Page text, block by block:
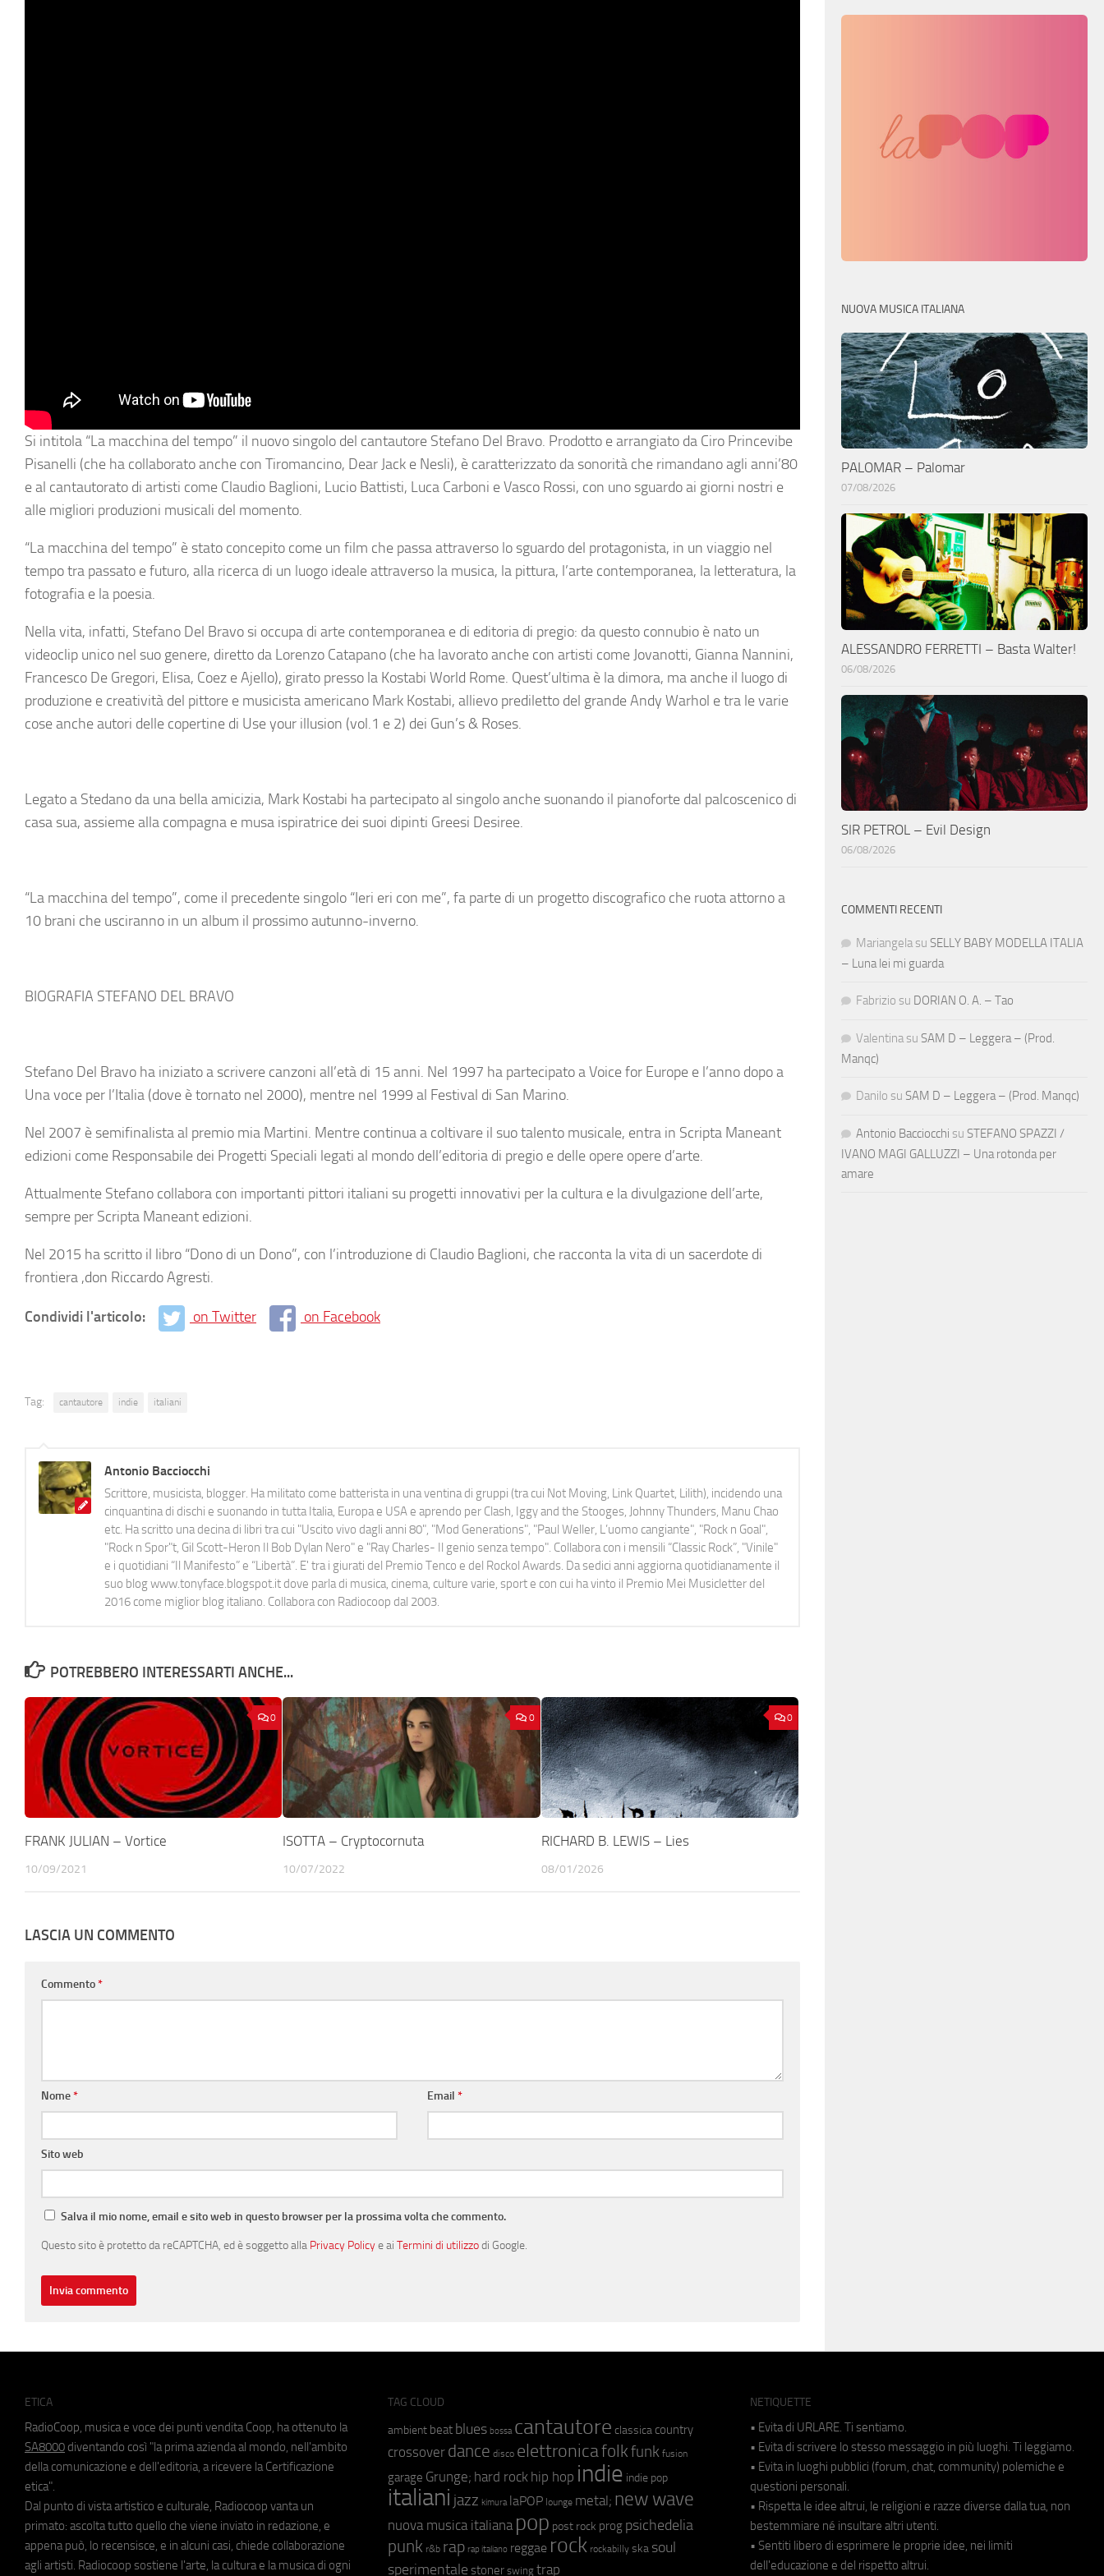
Si intitola “La macchina del tempo” il nuovo singolo del cantautore Stefano Del Bravo. Prodotto e arrangiato da Ciro Princevibe
Pisanelli (che ha collaborato anche con Tiromancino, Dear Jack e Nesli), è caratterizzato da sonorità che rimandano agli anni’80
e al cantautorato di artisti come Claudio Baglioni, Lucio Battisti, Luca Carboni e Vasco Rossi, con uno sguardo ai giorni nostri e
alle migliori produzioni musicali del momento.
“La macchina del tempo” è stato concepito come un film che passa attraverso lo sguardo del protagonista, in un viaggio nel
tempo tra passato e futuro, alla ricerca di un luogo ideale attraverso la musica, la pittura, l’arte contemporanea, la letteratura, la
fotografia e la poesia.
Nella vita, infatti, Stefano Del Bravo si occupa di arte contemporanea e di editoria di pregio: da questo connubio è nato un
videoclip unico nel suo genere, diretto da Lorenzo Catapano (che ha lavorato anche con artisti come Jovanotti, Gianna Nannini,
Francesco De Gregori, Elisa, Coez e Ajello), girato presso la Kostabi World Rome. Quest’ultima è la dimora, ma anche il luogo di
produzione e creatività del pittore e musicista americano Mark Kostabi, allievo prediletto del grande Andy Warhol e tra le varie
cose anche autori delle copertine di Use your illusion (vol.1 e 2) dei Gun’s & Roses.
Legato a Stedano da una bella amicizia, Mark Kostabi ha partecipato al singolo anche suonando il pianoforte dal palcoscenico di
casa sua, assieme alla compagna e musa ispiratrice dei suoi dipinti Greesi Desiree.
“La macchina del tempo”, come il precedente singolo “Ieri eri con me”, fa parte di un progetto discografico che ruota attorno a
10 brani che usciranno in un album il prossimo autunno-inverno.
BIOGRAFIA STEFANO DEL BRAVO
Stefano Del Bravo ha iniziato a scrivere canzoni all’età di 15 anni. Nel 1997 ha partecipato a Voice for Europe e l’anno dopo a
Una voce per l’Italia (dove è tornato nel 2000), mentre nel 1999 al Festival di San Marino.
Nel 2007 è semifinalista al premio mia Martini. Mentre continua a coltivare il suo talento musicale, entra in Scripta Maneant
edizioni come Responsabile dei Progetti Speciali legati al mondo dell’editoria di pregio e delle opere opere d’arte.
Attualmente Stefano collabora con importanti pittori italiani su progetti innovativi per la cultura e la divulgazione dell’arte,
sempre per Scripta Maneant edizioni.
Nel 2015 ha scritto il libro “Dono di un Dono”, con l’introduzione di Claudio Baglioni, che racconta la vita di un sacerdote di
frontiera ,don Riccardo Agresti.
Condividi l'articolo: on Twitter on Facebook
Tag: cantautore indie italiani
Antonio Bacciocchi
Scrittore, musicista, blogger. Ha militato come batterista in una ventina di gruppi (tra cui Not Moving, Link Quartet, Lilith), incidendo una
cinquantina di dischi e suonando in tutta Italia, Europa e USA e aprendo per Clash, Iggy and the Stooges, Johnny Thunders, Manu Chao
etc. Ha scritto una decina di libri tra cui "Uscito vivo dagli anni 80", "Mod Generations", "Paul Weller, L’uomo cangiante", "Rock n Goal",
"Rock n Spor"t, Gil Scott-Heron Il Bob Dylan Nero" e "Ray Charles- Il genio senza tempo". Collabora con i mensili “Classic Rock”, "Vinile"
e i quotidiani “Il Manifesto” e “Libertà”. E' tra i giurati del Premio Tenco e del Rockol Awards. Da sedici anni aggiorna quotidianamente il
suo blog www.tonyface.blogspot.it dove parla di musica, cinema, culture varie, sport e con cui ha vinto il Premio Mei Musicletter del
2016 come miglior blog italiano. Collabora con Radiocoop dal 2003.
POTREBBERO INTERESSARTI ANCHE...
0
FRANK JULIAN – Vortice
10/09/2021
0
ISOTTA – Cryptocornuta
10/07/2022
0
RICHARD B. LEWIS – Lies
08/01/2026
LASCIA UN COMMENTO
Commento*
Nome* Email*
Sito web
Salva il mio nome, email e sito web in questo browser per la prossima volta che commento.
Questo sito è protetto da reCAPTCHA, ed è soggetto alla Privacy Policye ai Termini di utilizzodi Google.
NUOVA MUSICA ITALIANA
PALOMAR – Palomar
07/08/2026
ALESSANDRO FERRETTI – Basta Walter!
06/08/2026
SIR PETROL – Evil Design
06/08/2026
COMMENTI RECENTI
Mariangela su SELLY BABY MODELLA ITALIA
– Luna lei mi guarda
Fabrizio su DORIAN O. A. – Tao
Valentina su SAM D – Leggera – (Prod.
Manqc)
Danilo su SAM D – Leggera – (Prod. Manqc)
Antonio Bacciocchi su STEFANO SPAZZI /
IVANO MAGI GALLUZZI – Una rotonda per
amare
ETICA
RadioCoop, musica e voce dei punti vendita Coop, ha ottenuto la
SA8000 diventando così "la prima azienda al mondo, nell'ambito
della comunicazione e dell'editoria, a ricevere la Certificazione
etica".
Dal punto di vista artistico e culturale, Radiocoop vanta un
primato: ascolta tutto quello che viene inviato in redazione, e
appena può, lo recensisce, e in alcuni casi, chiede collaborazione
agli artisti. Radiocoop sostiene l'arte, la cultura e la musica di ogni
TAG CLOUD
ambient beat blues bossa cantautore classica country
crossover dance disco elettronicafolkfunk fusion
garage Grunge; hard rock hip hop indie indie pop
italiani jazz kimura laPOP lounge metal; new wave
nuova musica italiana pop post rock prog psichedelia
punk r&b rap rap italiano reggae rock rockabilly ska soul
sperimentale stoner swing trap
NETIQUETTE
• Evita di URLARE. Ti sentiamo.
• Evita di scrivere lo stesso messaggio in più luoghi. Ti leggiamo.
• Evita in luoghi pubblici (forum, chat, community) polemiche e
questioni personali.
• Rispetta le idee altrui, le religioni e razze diverse dalla tua, non
bestemmiare né insultare altri utenti.
• Sentiti libero di esprimere le proprie idee, nei limiti
dell'educazione e del rispetto altrui.